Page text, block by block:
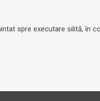
spre executare silită, în